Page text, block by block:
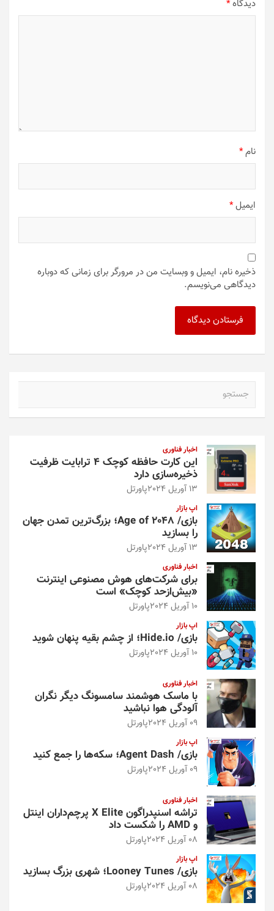
دیدگاه*
نام*
ایمیل*
ذخیره نام، ایمیل و وبسایت من در مرورگر برای زمانی که دوباره
دیدگاهی می‌نویسم.
اخبار فناوری
این کارت حافظه کوچک ۴ ترابایت ظرفیت
ذخیره‌سازی دارد
13 آوریل 2024 پاورتل
اپ بازار
بازی/ Age of 2048؛ بزرگ‌ترین تمدن جهان
را بسازید
13 آوریل 2024 پاورتل
اخبار فناوری
برای شرکت‌های هوش مصنوعی اینترنت
«بیش‌از‌حد کوچک» است
10 آوریل 2024 پاورتل
اپ بازار
بازی/ Hide.io؛ از چشم بقیه پنهان شوید
10 آوریل 2024 پاورتل
اخبار فناوری
با ماسک هوشمند سامسونگ دیگر نگران
آلودگی هوا نباشید
09 آوریل 2024 پاورتل
اپ بازار
بازی/ Agent Dash؛ سکه‌ها را جمع کنید
09 آوریل 2024 پاورتل
اخبار فناوری
تراشه اسنپدراگون X Elite پرچم‌داران اینتل
و AMD را شکست داد
08 آوریل 2024 پاورتل
اپ بازار
بازی/ Looney Tunes؛ شهری بزرگ بسازید
08 آوریل 2024 پاورتل